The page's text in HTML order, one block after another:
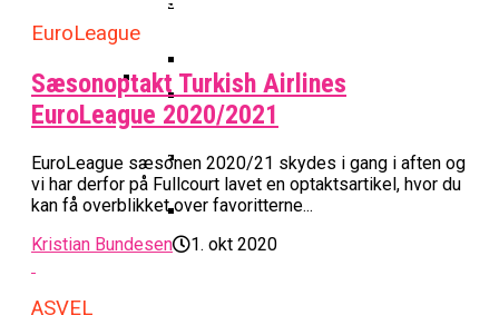
Misser Champions League-
Gruppespil
Danske Tobias Jensen Fik
Spilletid I Testkamp Mod
Portland Trail Blazers
Danske Tobias Jensen Skal Møde
Grupperne Og Sæt Krydser I Din
Kalender
Medie: Lebron James Vil Stå I
Spidsen For USA Ved OL 2024
Medlemstal I Dansk Basket Boomer:
Fremgang For 12. År I Træk
EuroLeague
Sæsonoptakt Turkish Airlines
EuroLeague 2020/2021
EuroLeague sæsonen 2020/21 skydes i gang i aften og
vi har derfor på Fullcourt lavet en optaktsartikel, hvor du
kan få overblikket over favoritterne...
Kristian Bundesen
1. okt 2020
ASVEL